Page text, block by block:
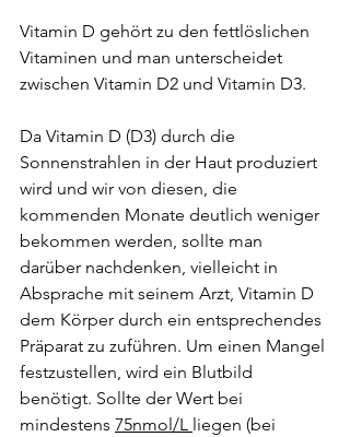
Vitamin D gehört zu den fettlöslichen
Vitaminen und man unterscheidet
zwischen Vitamin D2 und Vitamin D3.
Da Vitamin D (D3) durch die
Sonnenstrahlen in der Haut produziert
wird und wir von diesen, die
kommenden Monate deutlich weniger
bekommen werden, sollte man
darüber nachdenken, vielleicht in
Absprache mit seinem Arzt, Vitamin D
dem Körper durch ein entsprechendes
Präparat zu zuführen. Um einen Mangel
festzustellen, wird ein Blutbild
benötigt. Sollte der Wert bei
mindestens 75nmol/L liegen (bei